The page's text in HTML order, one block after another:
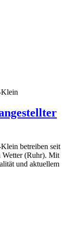
betreiben seit
Wetter (Ruhr). Mit
und aktuellem